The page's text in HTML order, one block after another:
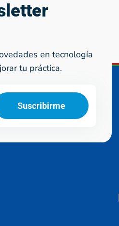
en tecnología
tu práctica.
Suscribirme